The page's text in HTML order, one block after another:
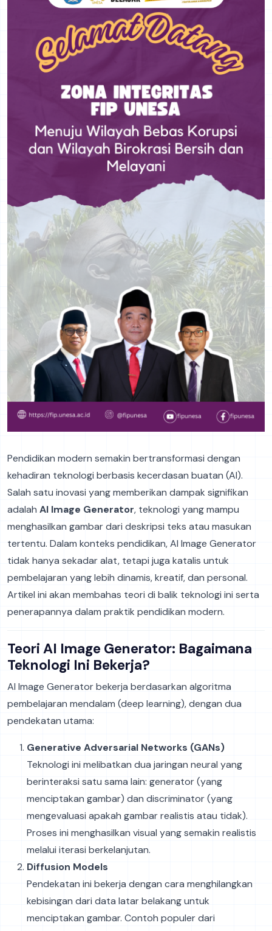
Pendidikan modern semakin bertransformasi dengan
kehadiran teknologi berbasis kecerdasan buatan (AI).
Salah satu inovasi yang memberikan dampak signifikan
adalah AI Image Generator, teknologi yang mampu
menghasilkan gambar dari deskripsi teks atau masukan
tertentu. Dalam konteks pendidikan, AI Image Generator
tidak hanya sekadar alat, tetapi juga katalis untuk
pembelajaran yang lebih dinamis, kreatif, dan personal.
Artikel ini akan membahas teori di balik teknologi ini serta
penerapannya dalam praktik pendidikan modern.
Teori AI Image Generator: Bagaimana
Teknologi Ini Bekerja?
AI Image Generator bekerja berdasarkan algoritma
pembelajaran mendalam (deep learning), dengan dua
pendekatan utama:
Generative Adversarial Networks (GANs)
Teknologi ini melibatkan dua jaringan neural yang
berinteraksi satu sama lain: generator (yang
menciptakan gambar) dan discriminator (yang
mengevaluasi apakah gambar realistis atau tidak).
Proses ini menghasilkan visual yang semakin realistis
melalui iterasi berkelanjutan.
Diffusion Models
Pendekatan ini bekerja dengan cara menghilangkan
kebisingan dari data latar belakang untuk
menciptakan gambar. Contoh populer dari